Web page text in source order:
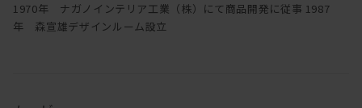
1970年 ナガノインテリア工業（株）にて商品開発に従事 1987
年 森宣雄デザインルーム設立